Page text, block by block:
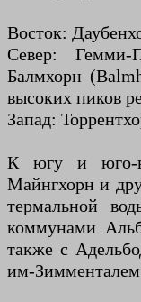
Восток:
Север:
Балмхорн
высоких пиков
Запад:
К югу и юго-
Майнгхорн и
термальной
коммунами
также с
им-